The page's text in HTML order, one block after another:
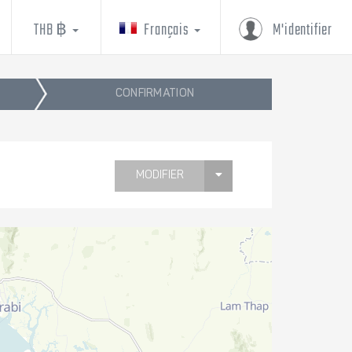
M'identifier
Français
THB ฿
CONFIRMATION
MODIFIER